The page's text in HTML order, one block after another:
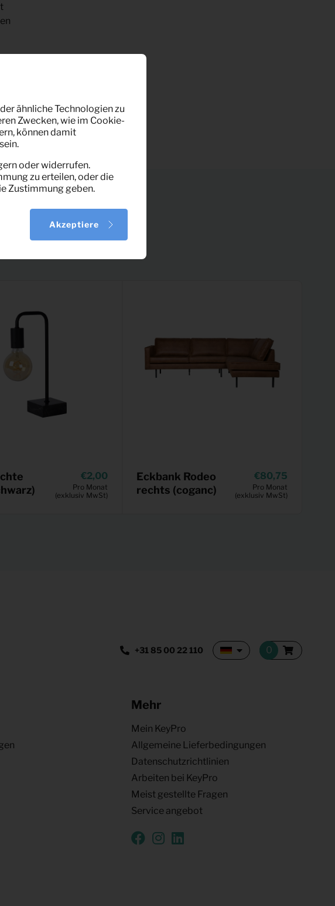
2,00
Pro Monat
(exklusiv MwSt)
Eckbank Rodeo
rechts (coganc)
80,75
Pro Monat
(exklusiv MwSt)
+31 85 00 22 110
Mehr
Mein KeyPro
Allgemeine Lieferbedingungen
Datenschutzrichtlinien
Arbeiten bei KeyPro
Meist gestellte Fragen
Service angebot
ähnliche Technologien zu
Zwecken, wie im Cookie-
können damit
oder widerrufen.
zu erteilen, oder die
Zustimmung geben.
Akzeptiere